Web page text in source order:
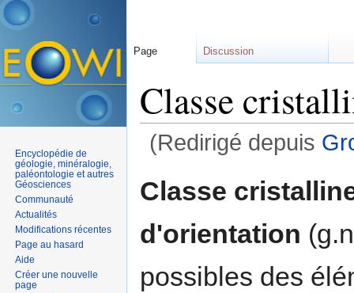
Classe
(Redirigé depuis
Classe
d'orientation
possibles des
Page Discussion
Encyclopédie de
géologie, minéralogie,
paléontologie et autres
Géosciences
Communauté
Actualités
Modifications récentes
Page au hasard
Aide
Créer une nouvelle
page